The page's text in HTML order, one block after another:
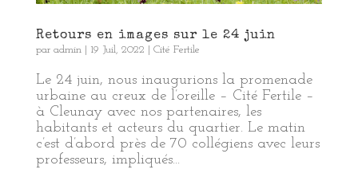
Retours en images sur le 24 juin
par admin| 19 Juil, 2022 Cité Fertile
Le 24 juin, nous inaugurions la promenade
urbaine au creux de l’oreille – Cité Fertile –
à Cleunay avec nos partenaires, les
habitants et acteurs du quartier. Le matin
c’est d’abord près de 70 collégiens avec leurs
professeurs, impliqués...